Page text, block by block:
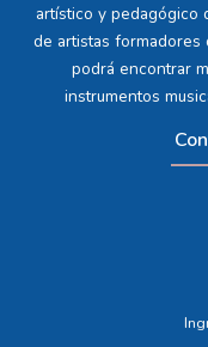
artístico y pedagógico
de artistas formadores
podrá encontrar
instrumentos